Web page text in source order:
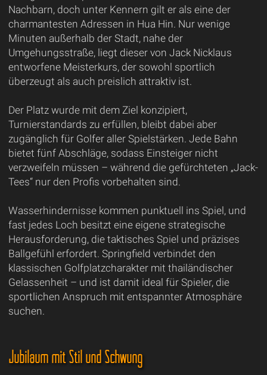
Nachbarn, doch unter Kennern gilt er als eine der
charmantesten Adressen in Hua Hin. Nur wenige
Minuten außerhalb der Stadt, nahe der
Umgehungsstraße, liegt dieser von Jack Nicklaus
entworfene Meisterkurs, der sowohl sportlich
überzeugt als auch preislich attraktiv ist.
Der Platz wurde mit dem Ziel konzipiert,
Turnierstandards zu erfüllen, bleibt dabei aber
zugänglich für Golfer aller Spielstärken. Jede Bahn
bietet fünf Abschläge, sodass Einsteiger nicht
verzweifeln müssen – während die gefürchteten „Jack-
Tees“ nur den Profis vorbehalten sind.
Wasserhindernisse kommen punktuell ins Spiel, und
fast jedes Loch besitzt eine eigene strategische
Herausforderung, die taktisches Spiel und präzises
Ballgefühl erfordert. Springfield verbindet den
klassischen Golfplatzcharakter mit thailändischer
Gelassenheit – und ist damit ideal für Spieler, die
sportlichen Anspruch mit entspannter Atmosphäre
suchen.
Jubiläum mit Stil und Schwung